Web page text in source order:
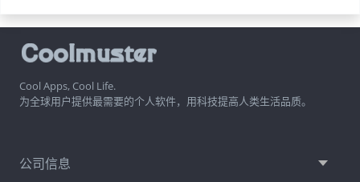
Cool Apps, Cool Life.
为全球用户提供最需要的个人软件，用科技提高人类生活品质。
公司信息